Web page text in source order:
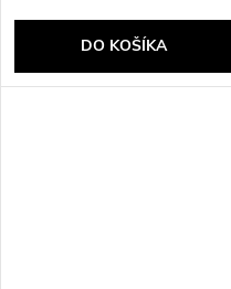
DO KOŠÍKA